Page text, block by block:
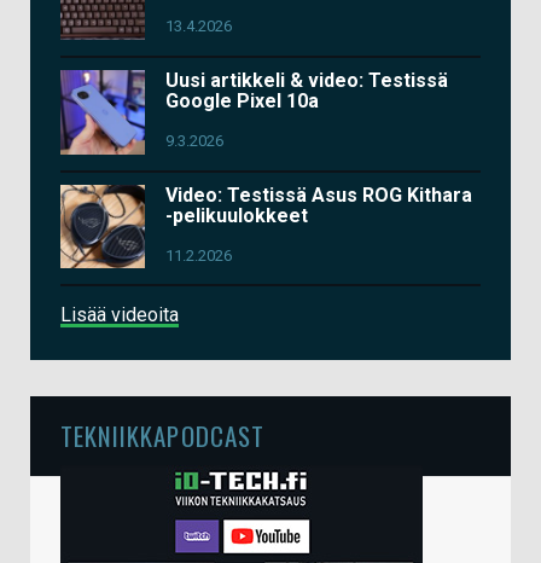
13.4.2026
Uusi artikkeli & video: Testissä
Google Pixel 10a
9.3.2026
Video: Testissä Asus ROG Kithara
-pelikuulokkeet
11.2.2026
Lisää videoita
TEKNIIKKAPODCAST